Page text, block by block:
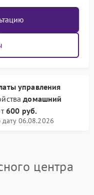
управления
домашний
600 руб.
06.08.2026
центра